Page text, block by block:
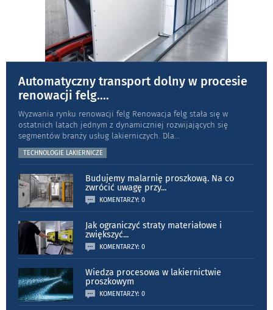
Automatyczny transport dolny w procesie
renowacji felg....
Wyzwania rynku renowacji felg Renowacja felg stała się w
ostatnich latach jednym z dynamiczniej rozwijających się
segmentów branży usług lakierniczych. Dla...
TECHNOLOGIE LAKIERNICZE
Budujemy malarnię proszkową. Na co
zwrócić uwagę przy...
KOMENTARZY: 0
Jak ograniczyć straty materiałowe i
zwiększyć...
KOMENTARZY: 0
Wiedza procesowa w lakiernictwie
proszkowym
KOMENTARZY: 0